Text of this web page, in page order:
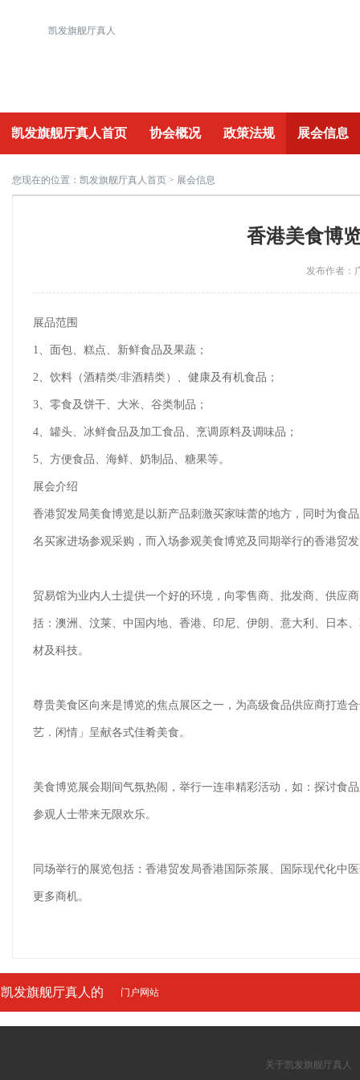
凯发旗舰厅真人
凯发旗舰厅真人首页 协会概况 政策法规 展会信息
重要活动
您现在的位置： 凯发旗舰厅真人首页 > 展会信息
香港美食博
发布作者
展品范围
1、面包、糕点、新鲜食品及果蔬；
2、饮料（酒精类/非酒精类）、健康及有机食品；
3、零食及饼干、大米、谷类制品；
4、罐头、冰鲜食品及加工食品、烹调原料及调味品；
5、方便食品、海鲜、奶制品、糖果等。
展会介绍
香港贸发局美食博览是以新产品刺激买家味蕾的地方，同时为食
名买家进场参观采购，而入场参观美食博览及同期举行的香港贸
贸易馆为业内人士提供一个好的环境，向零售商、批发商、供应
括：澳洲、汶莱、中国内地、香港、印尼、伊朗、意大利、日本
材及科技。
尊贵美食区向来是博览的焦点展区之一，为高级食品供应商打造
艺．闲情」呈献各式佳肴美食。
美食博览展会期间气氛热闹，举行一连串精彩活动，如：探讨食
参观人士带来无限欢乐。
同场举行的展览包括：香港贸发局香港国际茶展、国际现代化中
更多商机。
凯发旗舰厅真人的
友情链接
门户网站
关于凯发旗舰厅真人